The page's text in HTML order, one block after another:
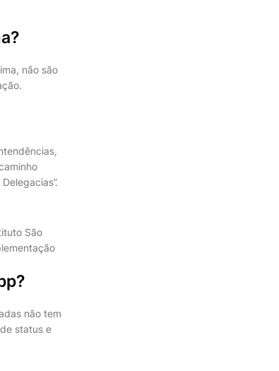
não são
São
não tem
status e